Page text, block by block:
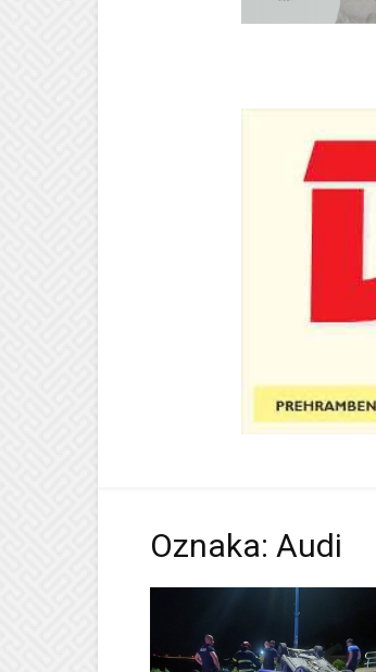
Oznaka: Audi